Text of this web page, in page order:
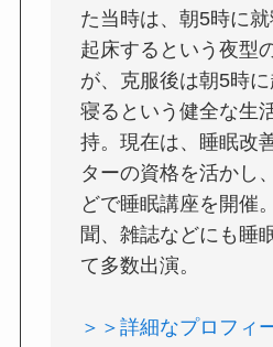
た当時は、朝5時に
起床するという夜型
が、克服後は朝5時
寝るという健全な生
持。現在は、睡眠改
ターの資格を活かし
どで睡眠講座を開催
聞、雑誌などにも睡
て多数出演。
＞＞詳細なプロフィ